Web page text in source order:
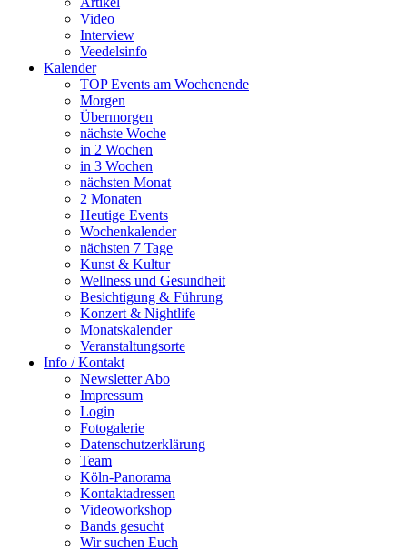
Video
Interview
Veedelsinfo
Kalender
TOP Events am Wochenende
Morgen
Übermorgen
nächste Woche
in 2 Wochen
in 3 Wochen
nächsten Monat
2 Monaten
Heutige Events
Wochenkalender
nächsten 7 Tage
Kunst & Kultur
Wellness und Gesundheit
Besichtigung & Führung
Konzert & Nightlife
Monatskalender
Veranstaltungsorte
Info / Kontakt
Newsletter Abo
Impressum
Login
Fotogalerie
Datenschutzerklärung
Team
Köln-Panorama
Kontaktadressen
Videoworkshop
Bands gesucht
Wir suchen Euch